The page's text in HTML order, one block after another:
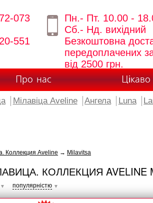
073
551
Пн.- Пт. 10.00 -
Сб.- Нд. вихідний
Безкоштовна
передоплачених
від 2500 грн.
Про нас Цікаво
Мілавіца Aveline Ангела Luna
Коллекция Aveline → Milavitsa
КОЛЛЕКЦИЯ AVELINE
▼ популярністю ▼